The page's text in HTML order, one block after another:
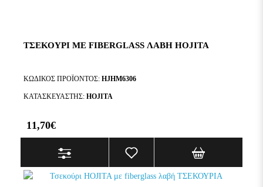
ΤΣΕΚΟΎΡΙ ΜΕ FIBERGLASS ΛΑΒΉ HOJITA
ΚΩΔΙΚΌΣ ΠΡΟΪΌΝΤΟΣ: HJHM6306
ΚΑΤΑΣΚΕΥΑΣΤΉΣ: HOJITA
11,70€